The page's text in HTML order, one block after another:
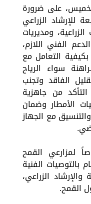
على ضرورة
للإرشاد الزراعي
ومديريات
الفني اللازم،
التعامل مع
سواء الرياح
الفاقد وتجنب
من جاهزية
الأمطار وضمان
مع الجهاز
لمزارعي القمح
بالتوصيات الفنية
والإرشاد الزراعي،
القمح.